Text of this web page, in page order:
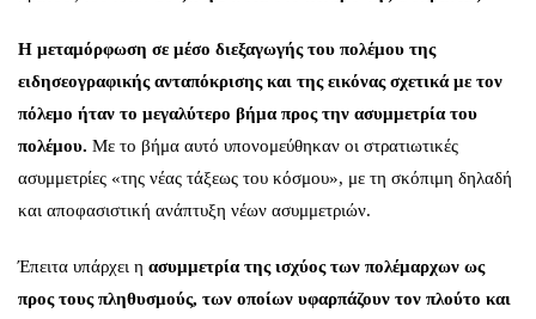
Η μεταμόρφωση σε μέσο διεξαγωγής του πολέμου της
ειδησεογραφικής ανταπόκρισης και της εικόνας σχετικά με τον
πόλεμο ήταν το μεγαλύτερο βήμα προς την ασυμμετρία του
πολέμου. Με το βήμα αυτό υπονομεύθηκαν οι στρατιωτικές
ασυμμετρίες «της νέας τάξεως του κόσμου», με τη σκόπιμη δηλαδή
και αποφασιστική ανάπτυξη νέων ασυμμετριών.
Έπειτα υπάρχει η ασυμμετρία της ισχύος των πολέμαρχων ως
προς τους πληθυσμούς, των οποίων υφαρπάζουν τον πλούτο και